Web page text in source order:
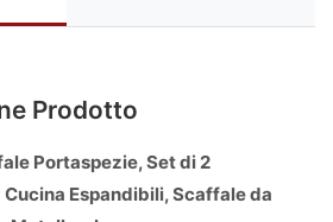
Prodotto
Portaspezie, Set di 2
Espandibili, Scaffale da